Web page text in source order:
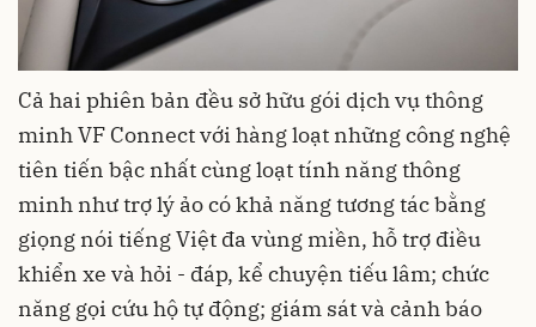
Cả hai phiên bản đều sở hữu gói dịch vụ thông
minh VF Connect với hàng loạt những công nghệ
tiên tiến bậc nhất cùng loạt tính năng thông
minh như trợ lý ảo có khả năng tương tác bằng
giọng nói tiếng Việt đa vùng miền, hỗ trợ điều
khiển xe và hỏi - đáp, kể chuyện tiếu lâm; chức
năng gọi cứu hộ tự động; giám sát và cảnh báo